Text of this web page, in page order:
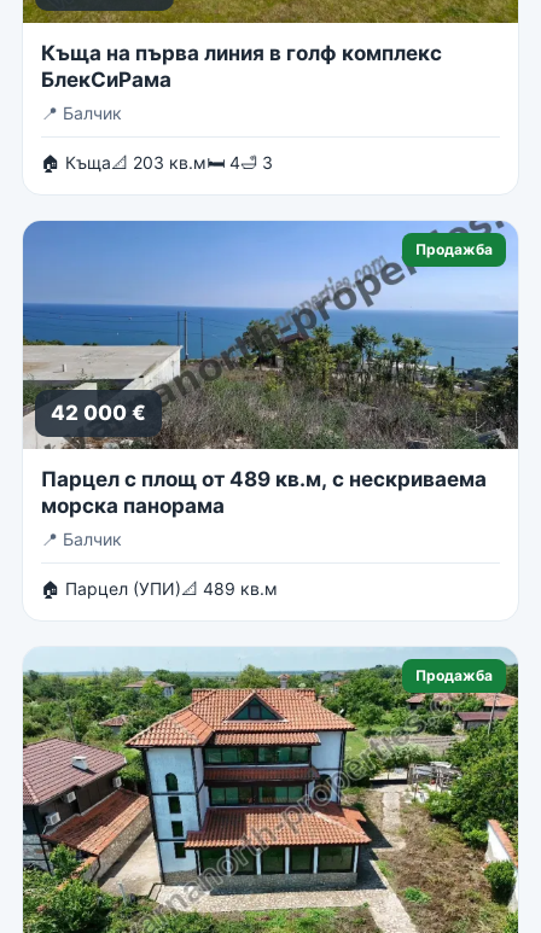
Къща на първа линия в голф комплекс
БлекСиРама
📍 Балчик
🏠 Къща📐 203 кв.м🛏 4🛁 3
Продажба
42 000 €
Парцел с площ от 489 кв.м, с нескриваема
морска панорама
📍 Балчик
🏠 Парцел (УПИ)📐 489 кв.м
Продажба